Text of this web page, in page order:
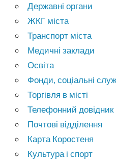
Державні органи
ЖКГ міста
Транспорт міста
Медичні заклади
Освіта
Фонди, соціальні
Торгівля в місті
Телефонний довідник
Почтові відділення
Карта Коростеня
Культура і спорт